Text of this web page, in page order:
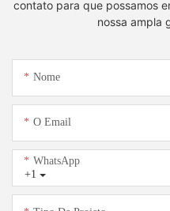
contato para que possamos
nossa ampla
Nome
O Email
+1
WhatsApp